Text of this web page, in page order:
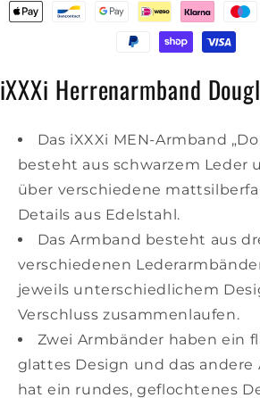
iXXXi Herrenarmband
Das iXXXi MEN-Armband
besteht aus schwarzem Leder
über verschiedene
Details aus Edelstahl.
Das Armband besteht aus
verschiedenen
jeweils unterschiedlichem
Verschluss zusammenlaufen.
Zwei Armbänder haben ein
glattes Design und das andere
hat ein rundes, geflochtenes